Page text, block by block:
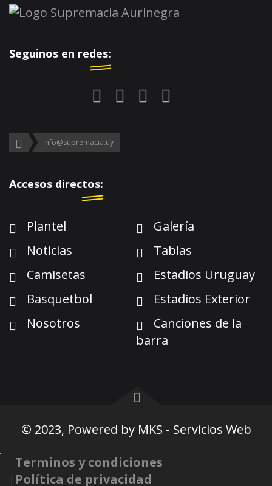
Seguinos en redes:
info@supremacia.uy
Accesos directos:
Plantel
Galería
Noticias
Tablas
Camisetas
Estadios Uruguay
Basquetbol
Estadios Exterior
Nosotros
Canciones de la
barra
© 2023, Powered by MKS - Servicios Web
Terminos y condiciones
Política de privacidad